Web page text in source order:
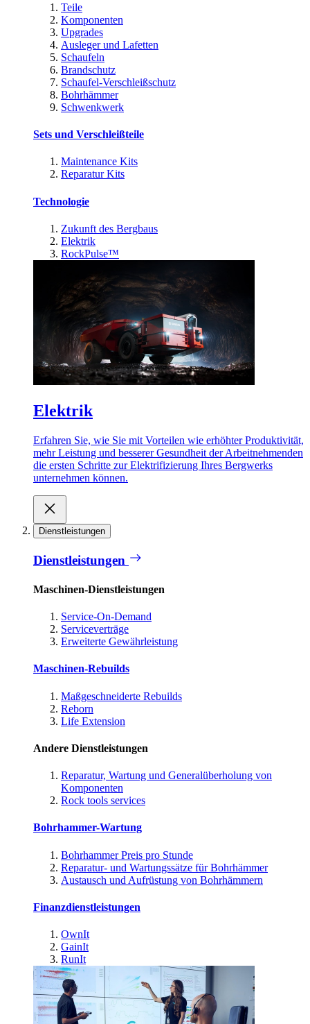
Teile
Komponenten
Upgrades
Ausleger und Lafetten
Schaufeln
Brandschutz
Schaufel-Verschleißschutz
Bohrhämmer
Schwenkwerk
Sets und Verschleißteile
Maintenance Kits
Reparatur Kits
Technologie
Zukunft des Bergbaus
Elektrik
RockPulse™
Elektrik
Erfahren Sie, wie Sie mit Vorteilen wie erhöhter Produktivität,
mehr Leistung und besserer Gesundheit der Arbeitnehmenden
die ersten Schritte zur Elektrifizierung Ihres Bergwerks
unternehmen können.
Dienstleistungen
Dienstleistungen
Maschinen-Dienstleistungen
Service-On-Demand
Serviceverträge
Erweiterte Gewährleistung
Maschinen-Rebuilds
Maßgeschneiderte Rebuilds
Reborn
Life Extension
Andere Dienstleistungen
Reparatur, Wartung und Generalüberholung von
Komponenten
Rock tools services
Bohrhammer-Wartung
Bohrhammer Preis pro Stunde
Reparatur- und Wartungssätze für Bohrhämmer
Austausch und Aufrüstung von Bohrhämmern
Finanzdienstleistungen
OwnIt
GainIt
RunIt